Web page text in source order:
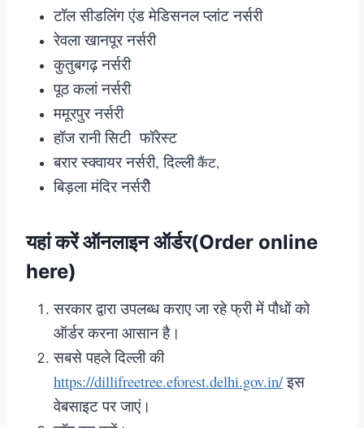
टॉल सीडलिंग एंड मेडिसनल प्लांट नर्सरी
रेवला खानपूर नर्सरी
कुतुबगढ़ नर्सरी
पूठ कलां नर्सरी
ममूरपुर नर्सरी
हॉज रानी सिटी फॉरेस्ट
बरार स्क्वायर नर्सरी, दिल्लीकैंट,
बिड़ला मंदिर नर्सरीे
यहां करें ऑनलाइन ऑर्डर(Order online
here)
सरकार द्वारा उपलब्ध कराए जा रहे फ्री में पौधों को
ऑर्डर करना आसान है।
सबसे पहले दिल्ली की
https://dillifreetree.eforest.delhi.gov.in/इस
वेबसाइट पर जाएं।